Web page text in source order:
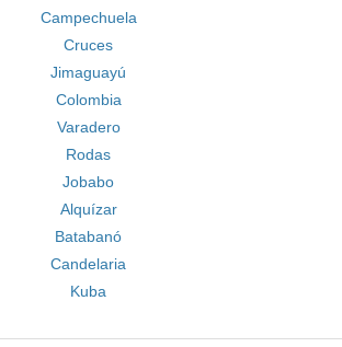
Campechuela
Cruces
Jimaguayú
Colombia
Varadero
Rodas
Jobabo
Alquízar
Batabanó
Candelaria
Kuba